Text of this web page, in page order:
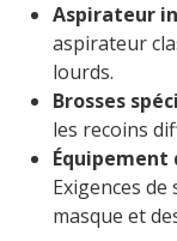
Aspirateur
aspirateur
lourds.
Brosses
les recoins
Équipement
Exigences
masque et